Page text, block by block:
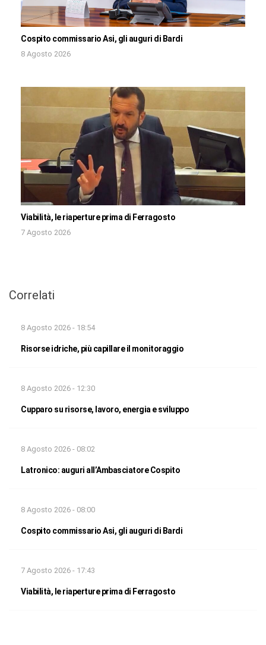
Cospito commissario Asi, gli auguri di Bardi
8 Agosto 2026
Viabilità, le riaperture prima di Ferragosto
7 Agosto 2026
Correlati
8 Agosto 2026 - 18:54
Risorse idriche, più capillare il monitoraggio
8 Agosto 2026 - 12:30
Cupparo su risorse, lavoro, energia e sviluppo
8 Agosto 2026 - 08:02
Latronico: auguri all’Ambasciatore Cospito
8 Agosto 2026 - 08:00
Cospito commissario Asi, gli auguri di Bardi
7 Agosto 2026 - 17:43
Viabilità, le riaperture prima di Ferragosto